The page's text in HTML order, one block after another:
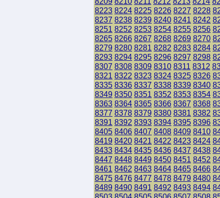
8223 8224 8225 8226 8227 8228
8237 8238 8239 8240 8241 8242
8251 8252 8253 8254 8255 8256
8265 8266 8267 8268 8269 8270
8279 8280 8281 8282 8283 8284
8293 8294 8295 8296 8297 8298
8307 8308 8309 8310 8311 8312
8321 8322 8323 8324 8325 8326
8335 8336 8337 8338 8339 8340
8349 8350 8351 8352 8353 8354
8363 8364 8365 8366 8367 8368
8377 8378 8379 8380 8381 8382
8391 8392 8393 8394 8395 8396
8405 8406 8407 8408 8409 8410
8419 8420 8421 8422 8423 8424
8433 8434 8435 8436 8437 8438
8447 8448 8449 8450 8451 8452
8461 8462 8463 8464 8465 8466
8475 8476 8477 8478 8479 8480
8489 8490 8491 8492 8493 8494